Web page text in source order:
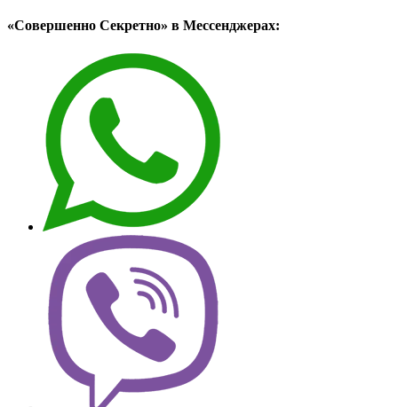
«Совершенно Секретно» в Мессенджерах: